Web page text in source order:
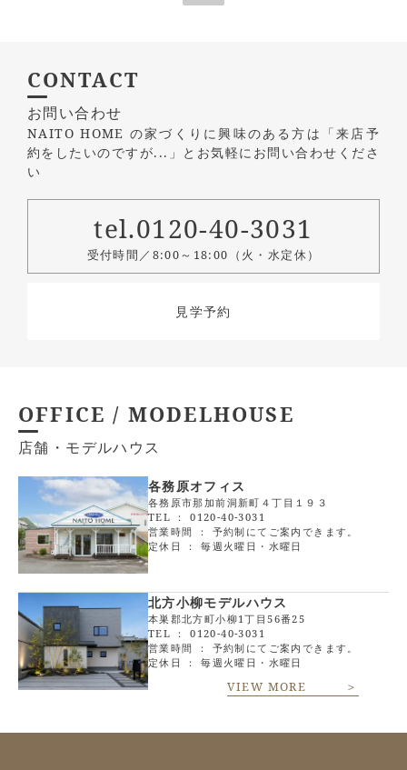
CONTACT
お問い合わせ
NAITO HOME の家づくりに興味のある方は 「来店予
約をしたいのですが...」とお気軽にお問い合わせくださ
い
tel.0120-40-3031
受付時間／8:00～18:00（火・水定休）
見学予約
OFFICE / MODELHOUSE
店舗・モデルハウス
各務原オフィス
各務原市那加前洞新町４丁目１９３
TEL ：0120-40-3031
営業時間 ： 予約制にてご案内できます。
定休日 ： 毎週火曜日・水曜日
北方小柳モデルハウス
本巣郡北方町小柳1丁目56番25
TEL ：0120-40-3031
営業時間 ： 予約制にてご案内できます。
定休日 ： 毎週火曜日・水曜日
VIEW MORE ＞